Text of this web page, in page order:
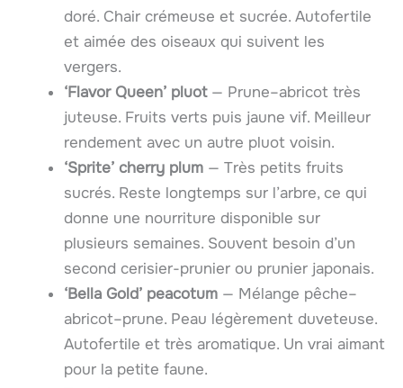
doré. Chair crémeuse et sucrée. Autofertile
et aimée des oiseaux qui suivent les
vergers.
‘Flavor Queen’ pluot— Prune–abricot très
juteuse. Fruits verts puis jaune vif. Meilleur
rendement avec un autre pluot voisin.
‘Sprite’ cherry plum — Très petits fruits
sucrés. Reste longtemps sur l’arbre, ce qui
donne une nourriture disponible sur
plusieurs semaines. Souvent besoin d’un
second cerisier-prunier ou prunier japonais.
‘Bella Gold’ peacotum — Mélange pêche–
abricot–prune. Peau légèrement duveteuse.
Autofertile et très aromatique. Un vrai aimant
pour la petite faune.